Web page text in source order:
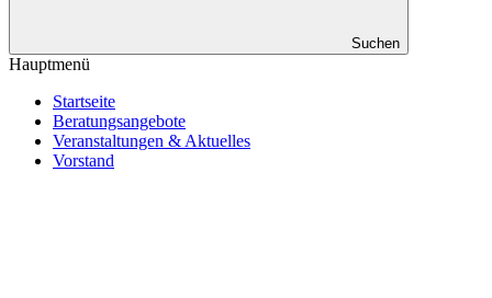
Suchen
Hauptmenü
Startseite
Beratungsangebote
Veranstaltungen & Aktuelles
Vorstand